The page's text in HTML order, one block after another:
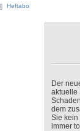
Heftabo
Der
aktuelle
dem
Sie kein
immer